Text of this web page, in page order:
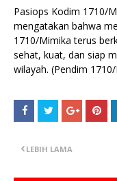
Pasiops Kodim 1710/
mengatakan bahwa
1710/Mimika terus
sehat, kuat, dan siap
wilayah. (Pendim
LEBIH LAMA